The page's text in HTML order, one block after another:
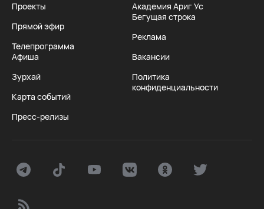
Проекты
Прямой эфир
Телепрограмма
Афиша
Зурхай
Карта событий
Пресс-релизы
Академия Ариг Ус
Бегущая строка
Реклама
Вакансии
Политика
конфиденциальности